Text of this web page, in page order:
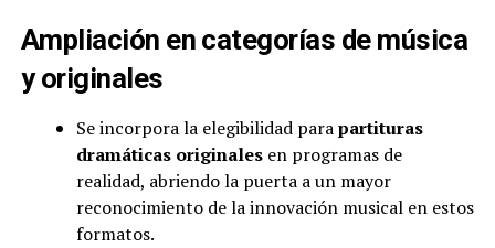
Ampliación en categorías de música
y originales
Se incorpora la elegibilidad parapartituras
dramáticas originalesen programas de
realidad, abriendo la puerta a un mayor
reconocimiento de la innovación musical en estos
formatos.